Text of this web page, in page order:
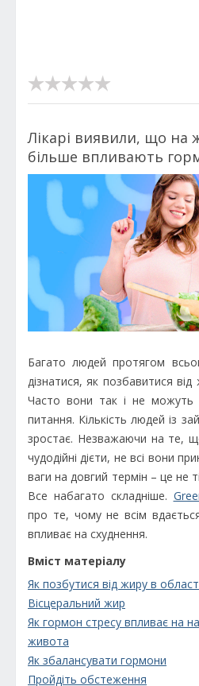
Лікарі виявили, що на
більше впливають
Багато людей протягом
дізнатися, як позбавитися
Часто вони так і не можуть
питання. Кількість людей із
зростає. Незважаючи на те,
чудодійні дієти, не всі вони
ваги на довгий термін – це не
Все набагато складніше.
про те, чому не всім
впливає на схуднення.
Вміст матеріалу
Як позбутися від жиру в
Вісцеральний жир
Як гормон стресу впливає на
живота
Як збалансувати гормони
Пройдіть обстеження